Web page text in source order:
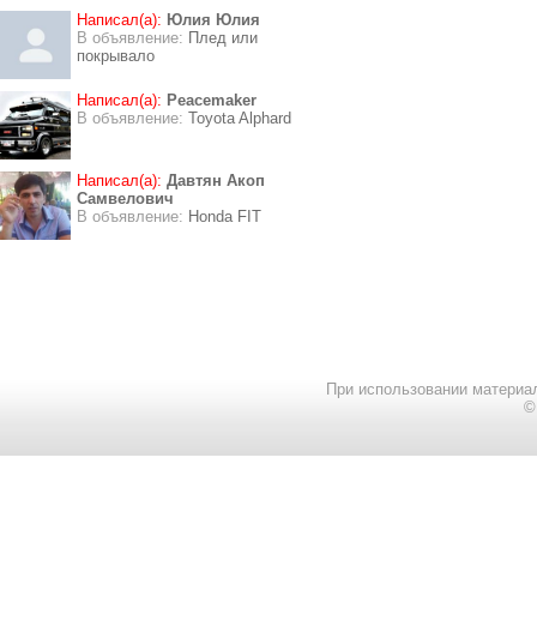
Написал(а): Юлия Юлия
В объявление: Плед или
покрывало
Написал(а): Peacemaker
В объявление: Toyota Alphard
Написал(а): Давтян Акоп
Самвелович
В объявление: Honda FIT
При использовании